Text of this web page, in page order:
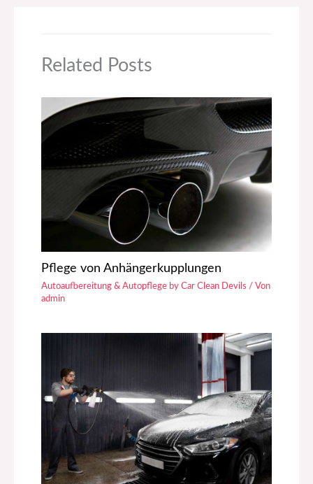
Related Posts
Pflege von Anhängerkupplungen
Autoaufbereitung & Autopflege by Car Clean Devils / Von
admin